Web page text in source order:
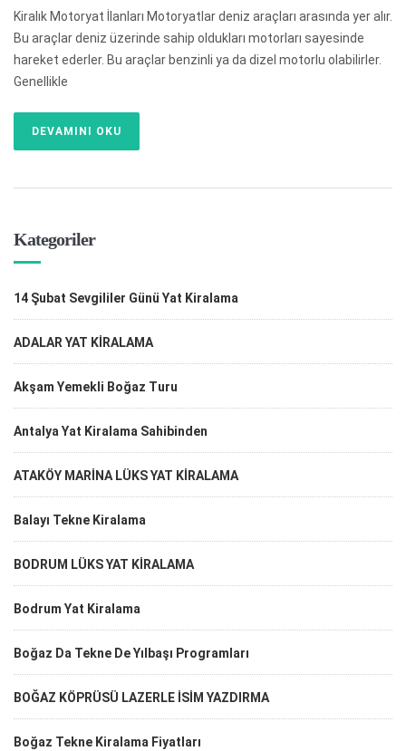
Kiralık Motoryat İlanları Motoryatlar deniz araçları arasında yer alır.
Bu araçlar deniz üzerinde sahip oldukları motorları sayesinde
hareket ederler. Bu araçlar benzinli ya da dizel motorlu olabilirler.
Genellikle
DEVAMINI OKU
Kategoriler
14 Şubat Sevgililer Günü Yat Kiralama
ADALAR YAT KİRALAMA
Akşam Yemekli Boğaz Turu
Antalya Yat Kiralama Sahibinden
ATAKÖY MARİNA LÜKS YAT KİRALAMA
Balayı Tekne Kiralama
BODRUM LÜKS YAT KİRALAMA
Bodrum Yat Kiralama
Boğaz Da Tekne De Yılbaşı Programları
BOĞAZ KÖPRÜSÜ LAZERLE İSİM YAZDIRMA
Boğaz Tekne Kiralama Fiyatları